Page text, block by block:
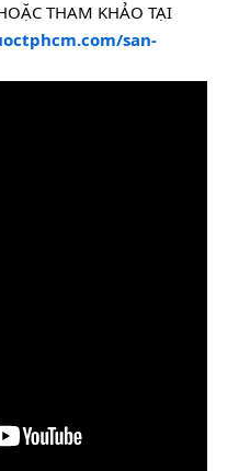
THAM KHẢO TẠI
san-